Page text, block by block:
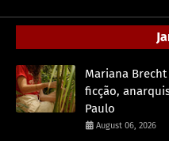
Mariana
ficção,
Paulo
August 06, 2026